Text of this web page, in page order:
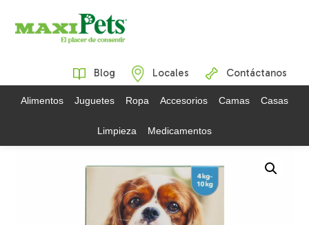
Blog Locales Contáctanos
Alimentos Juguetes Ropa Accesorios Camas Casas
Limpieza Medicamentos